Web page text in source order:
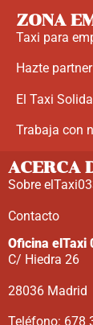
ZONA
Taxi para
Hazte
El Taxi
Trabaja con
ACERCA
Sobre
Contacto
Oficina elTaxi
C/ Hiedra 26
28036 Madrid
Teléfono: 678